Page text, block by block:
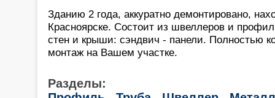
Зданию 2 года, аккуратно демонтировано,
Красноярске. Состоит из швеллеров и
стен и крыши: сэндвич - панели. Полностью
монтаж на Вашем участке.
Разделы: